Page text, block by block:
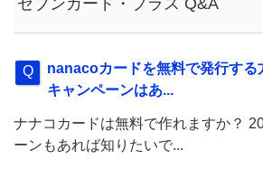
セブンカード・プラス Q&A
nanacoカードを無料で発行する
キャンペーンはあ...
ナナコカードは無料で作れますか？
ーンもあれば知りたいで...